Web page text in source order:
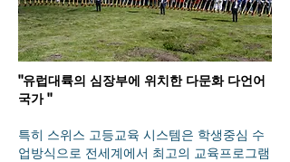
"유럽대륙의 심장부에 위치한 다문화 다언어
국가 "
특히 스위스 고등교육 시스템은 학생중심 수
업방식으로 전세계에서 최고의 교육프로그램